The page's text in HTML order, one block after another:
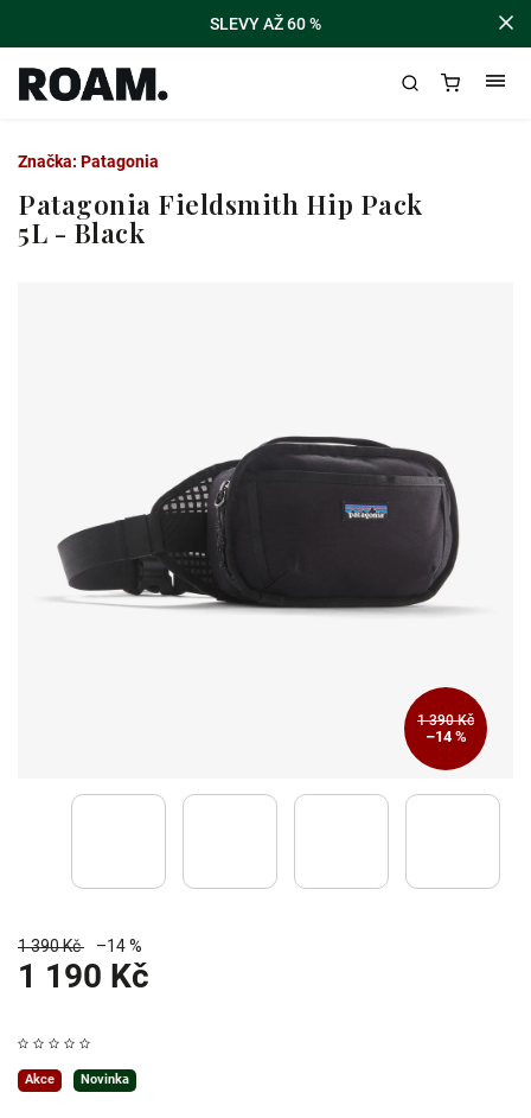
SLEVY AŽ 60 %
Patagonia Fieldsmith Hip Pack
5L - Black
1 390 Kč
–14 %
1 390 Kč –14 %
1 190 Kč
Akce Novinka
Značka: Patagonia